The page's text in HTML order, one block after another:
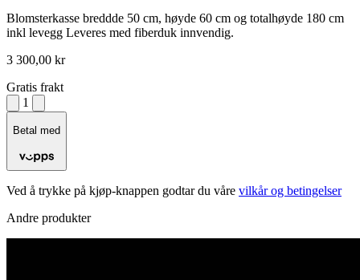
Blomsterkasse breddde 50 cm, høyde 60 cm og totalhøyde 180 cm
inkl levegg Leveres med fiberduk innvendig.
3 300,00 kr
Gratis frakt
1
Betal med
Ved å trykke på kjøp-knappen godtar du våre vilkår og betingelser
Andre produkter